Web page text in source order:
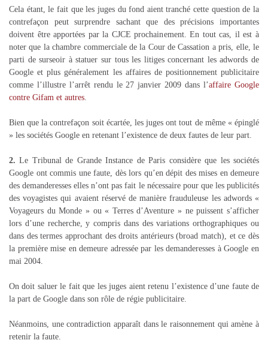
Cela étant, le fait que les juges du fond aient tranché cette question de la
contrefaçon peut surprendre sachant que des précisions importantes
doivent être apportées par la CJCE prochainement. En tout cas, il est à
noter que la chambre commerciale de la Cour de Cassation a pris, elle, le
parti de surseoir à statuer sur tous les litiges concernant les adwords de
Google et plus généralement les affaires de positionnement publicitaire
comme l’illustre l’arrêt rendu le 27 janvier 2009 dans l’affaire Google
contre Gifam et autres.
Bien que la contrefaçon soit écartée, les juges ont tout de même « épinglé
» les sociétés Google en retenant l’existence de deux fautes de leur part.
2.Le Tribunal de Grande Instance de Paris considère que les sociétés
Google ont commis une faute, dès lors qu’en dépit des mises en demeure
des demanderesses elles n’ont pas fait le nécessaire pour que les publicités
des voyagistes qui avaient réservé de manière frauduleuse les adwords «
Voyageurs du Monde » ou « Terres d’Aventure » ne puissent s’afficher
lors d’une recherche, y compris dans des variations orthographiques ou
dans des termes approchant des droits antérieurs (broad match), et ce dès
la première mise en demeure adressée par les demanderesses à Google en
mai 2004.
On doit saluer le fait que les juges aient retenu l’existence d’une faute de
la part de Google dans son rôle de régie publicitaire.
Néanmoins, une contradiction apparaît dans le raisonnement qui amène à
retenir la faute.